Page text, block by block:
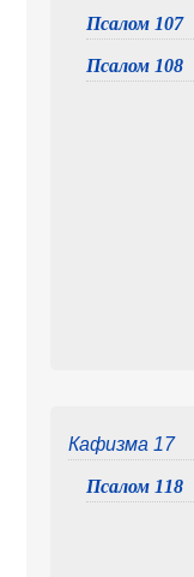
Псалом 107
Псалом 108
Кафизма 17
Псалом 118